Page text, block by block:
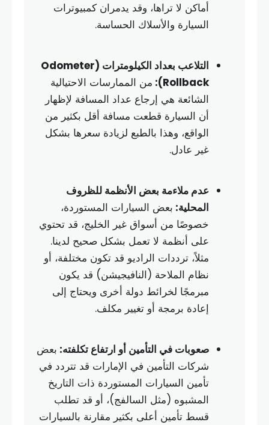
أماكن لا تراها، وقد يدمران كمبيوترات
السيارة والأسلاك الحساسة.
التلاعب بعداد الكيلومترات (Odometer
Rollback):
من الممارسات الاحتيالية
الشائعة هي إرجاع عداد المسافة لإظهار
أن السيارة قطعت مسافة أقل بكثير من
الواقع، وهذا بالطبع لزيادة سعرها بشكل
غير عادل.
عدم ملاءمة بعض الأنظمة للظروف
المحلية: بعض السيارات المستوردة،
خصوصًا من أسواق غير الخليج، قد تحتوي
على أنظمة لا تعمل بشكل صحيح لدينا.
مثلاً، ترددات الراديو قد تكون مختلفة، أو
نظام الملاحة (النافيجيشن) قد يكون
مبرمجًا لخرائط دولة أخرى ويحتاج إلى
إعادة برمجة أو تغيير مكلف.
صعوبات في التأمين أو ارتفاع تكلفته: بعض
شركات التأمين في الإمارات قد تتردد في
تأمين السيارات المستوردة ذات التاريخ
المشبوه (مثل السالفج)، أو قد تطلب
قسط تأمين أعلى بكثير مقارنة بالسيارات